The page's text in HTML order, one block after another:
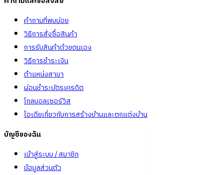
คำถามที่พบบ่อย
วิธีการสั่งซื้อสินค้า
การรับสินค้าด้วยตนเอง
วิธีการชำระเงิน
ตำแหน่งสาขา
ผ่อนชำระบัตรเครดิต
โกลบอลเซอร์วิส
ไอเดียเกี่ยวกับการสร้างบ้านและตกแต่งบ้าน
บัญชีของฉัน
เข้าสู่ระบบ / สมาชิก
ข้อมูลส่วนตัว